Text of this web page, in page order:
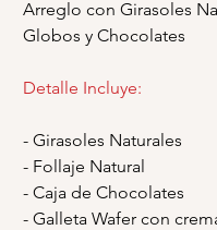
Arreglo con Girasoles
Globos y Chocolates
Detalle Incluye:
- Girasoles Naturales
- Follaje Natural
- Caja de Chocolates
- Galleta Wafer con